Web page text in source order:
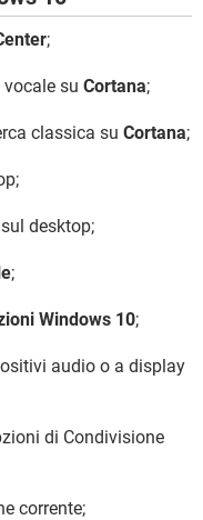
;
su Cortana;
classica su Cortana;
desktop;
;
Windows 10;
audio o a display
di Condivisione
corrente;